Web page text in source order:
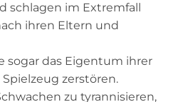
schlagen im Extremfall
ihren Eltern und
sogar das Eigentum ihrer
zerstören.
zu tyrannisieren,